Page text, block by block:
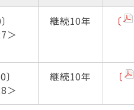
＞
継続10年 〔
＞
継続10年 〔